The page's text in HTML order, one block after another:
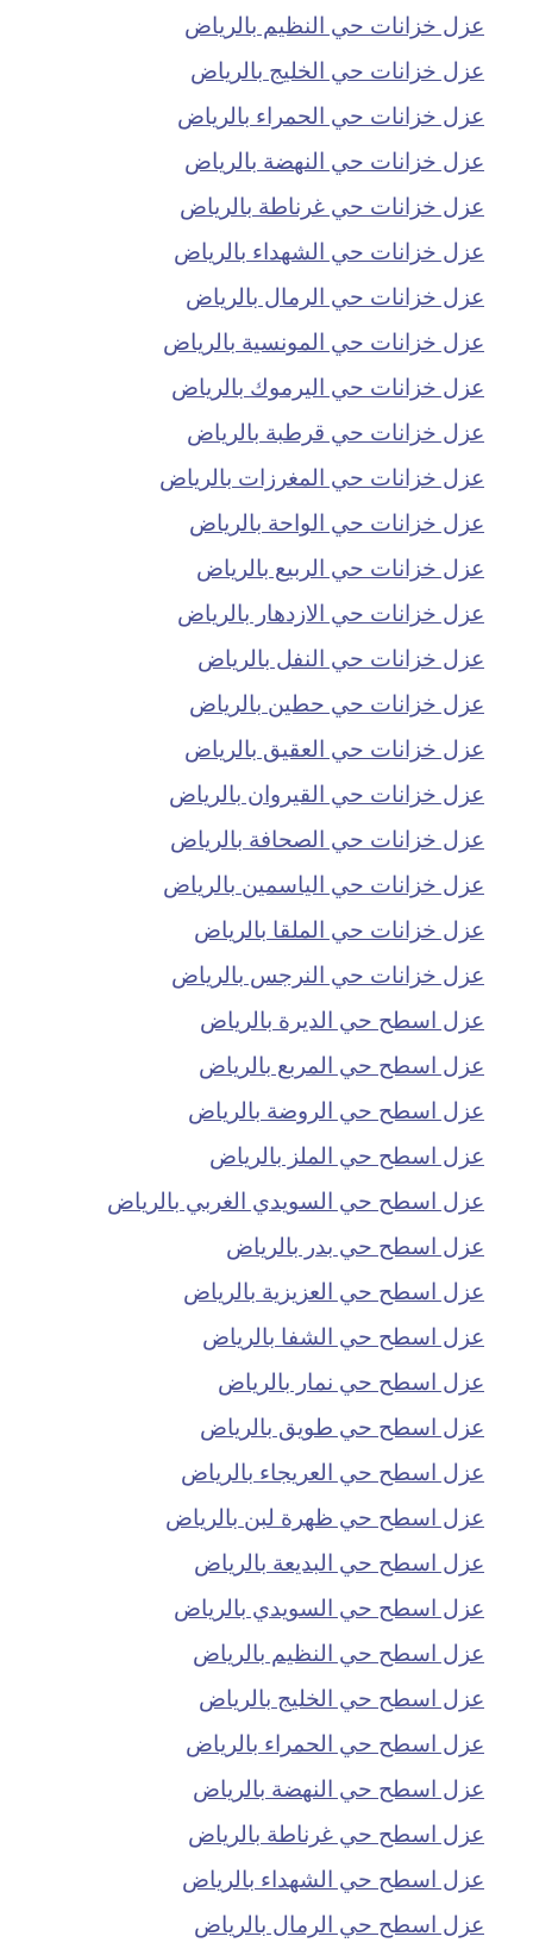
عزل خزانات حي النظيم بالرياض
عزل خزانات حي الخليج بالرياض
عزل خزانات حي الحمراء بالرياض
عزل خزانات حي النهضة بالرياض
عزل خزانات حي غرناطة بالرياض
عزل خزانات حي الشهداء بالرياض
عزل خزانات حي الرمال بالرياض
عزل خزانات حي المونسية بالرياض
عزل خزانات حي اليرموك بالرياض
عزل خزانات حي قرطبة بالرياض
عزل خزانات حي المغرزات بالرياض
عزل خزانات حي الواحة بالرياض
عزل خزانات حي الربيع بالرياض
عزل خزانات حي الازدهار بالرياض
عزل خزانات حي النفل بالرياض
عزل خزانات حي حطين بالرياض
عزل خزانات حي العقيق بالرياض
عزل خزانات حي القيروان بالرياض
عزل خزانات حي الصحافة بالرياض
عزل خزانات حي الياسمين بالرياض
عزل خزانات حي الملقا بالرياض
عزل خزانات حي النرجس بالرياض
عزل اسطح حي الديرة بالرياض
عزل اسطح حي المربع بالرياض
عزل اسطح حي الروضة بالرياض
عزل اسطح حي الملز بالرياض
عزل اسطح حي السويدي الغربي بالرياض
عزل اسطح حي بدر بالرياض
عزل اسطح حي العزيزية بالرياض
عزل اسطح حي الشفا بالرياض
عزل اسطح حي نمار بالرياض
عزل اسطح حي طويق بالرياض
عزل اسطح حي العريجاء بالرياض
عزل اسطح حي ظهرة لبن بالرياض
عزل اسطح حي البديعة بالرياض
عزل اسطح حي السويدي بالرياض
عزل اسطح حي النظيم بالرياض
عزل اسطح حي الخليج بالرياض
عزل اسطح حي الحمراء بالرياض
عزل اسطح حي النهضة بالرياض
عزل اسطح حي غرناطة بالرياض
عزل اسطح حي الشهداء بالرياض
عزل اسطح حي الرمال بالرياض